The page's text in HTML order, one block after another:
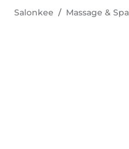
Salonkee Massage & Spa